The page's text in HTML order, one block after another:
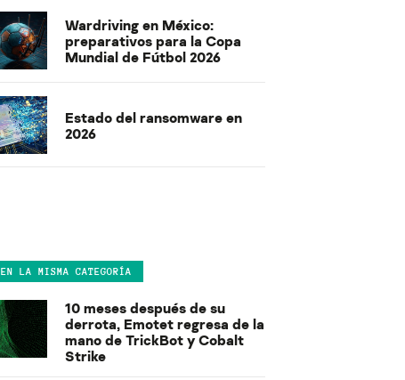
Wardriving en México:
preparativos para la Copa
Mundial de Fútbol 2026
Estado del ransomware en
2026
EN LA MISMA CATEGORÍA
10 meses después de su
derrota, Emotet regresa de la
mano de TrickBot y Cobalt
Strike